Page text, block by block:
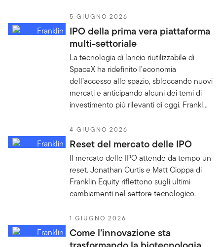
5 GIUGNO 2026
IPO della prima vera piattaforma
multi-settoriale
La tecnologia di lancio riutilizzabile di
SpaceX ha ridefinito l’economia
dell’accesso allo spazio, sbloccando nuovi
mercati e anticipando alcuni dei temi di
investimento più rilevanti di oggi. Frankl...
4 GIUGNO 2026
Reset del mercato delle IPO
Il mercato delle IPO attende da tempo un
reset. Jonathan Curtis e Matt Cioppa di
Franklin Equity riflettono sugli ultimi
cambiamenti nel settore tecnologico.
1 GIUGNO 2026
Come l’innovazione sta